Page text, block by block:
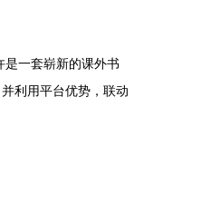
一套崭新的课外书
利用平台优势，联动